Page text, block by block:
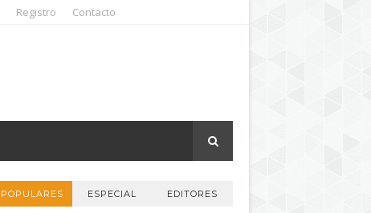
Registro Contacto
POPULARES ESPECIAL EDITORES